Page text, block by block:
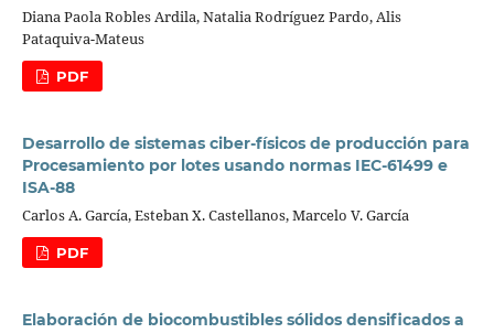
Diana Paola Robles Ardila, Natalia Rodríguez Pardo, Alis
Pataquiva-Mateus
PDF
Desarrollo de sistemas ciber-físicos de producción para
Procesamiento por lotes usando normas IEC-61499 e
ISA-88
Carlos A. García, Esteban X. Castellanos, Marcelo V. García
PDF
Elaboración de biocombustibles sólidos densificados a